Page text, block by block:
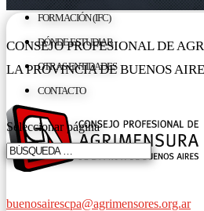
FORMACIÓN (IFC)
DÓNDE ESTUDIAR
OTRAS ENTIDADES
CONTACTO
Seleccionar página
CONSEJO PROFESIONAL DE
LA PROVINCIA DE BUENOS
buenosairescpa@agrimensores.org.ar